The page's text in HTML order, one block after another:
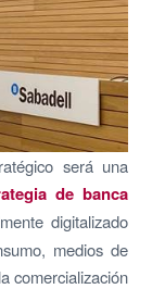
será una
de banca
digitalizado
medios de
comercialización